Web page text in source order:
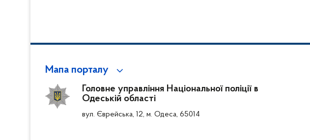
Мапа порталу
Головне управління Національної поліції в
Одеській області
вул. Єврейська, 12, м. Одеса, 65014